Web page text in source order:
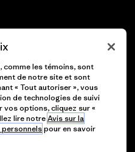
comme les témoins, sont
de notre site et sont
« Tout autoriser », vous
de technologies de suivi
vos options, cliquez sur «
lire notreAvis sur la
pour en savoir